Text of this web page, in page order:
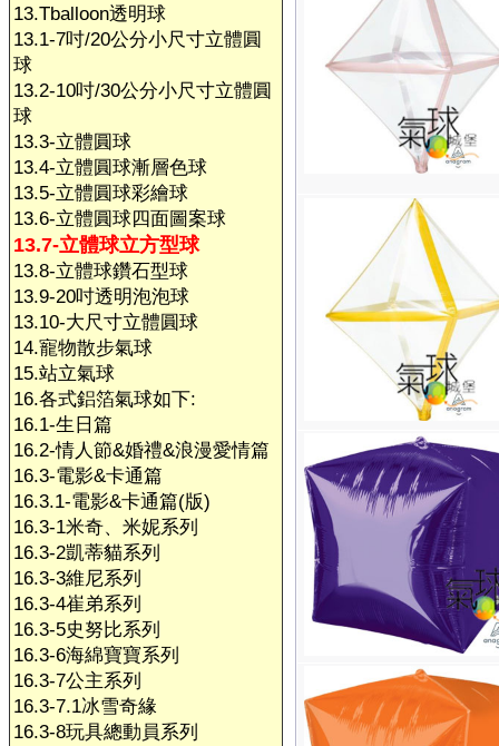
13.Tballoon透明球
13.1-7吋/20公分小尺寸立體圓
球
13.2-10吋/30公分小尺寸立體圓
球
13.3-立體圓球
13.4-立體圓球漸層色球
13.5-立體圓球彩繪球
13.6-立體圓球四面圖案球
13.7-立體球立方型球
13.8-立體球鑽石型球
13.9-20吋透明泡泡球
13.10-大尺寸立體圓球
14.寵物散步氣球
15.站立氣球
16.各式鋁箔氣球如下:
16.1-生日篇
16.2-情人節&婚禮&浪漫愛情篇
16.3-電影&卡通篇
16.3.1-電影&卡通篇(版)
16.3-1米奇、米妮系列
16.3-2凱蒂貓系列
16.3-3維尼系列
16.3-4崔弟系列
16.3-5史努比系列
16.3-6海綿寶寶系列
16.3-7公主系列
16.3-7.1冰雪奇緣
16.3-8玩具總動員系列